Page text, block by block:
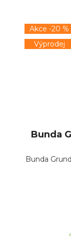
Akce -20 %
Výprodej
Bunda
Bunda